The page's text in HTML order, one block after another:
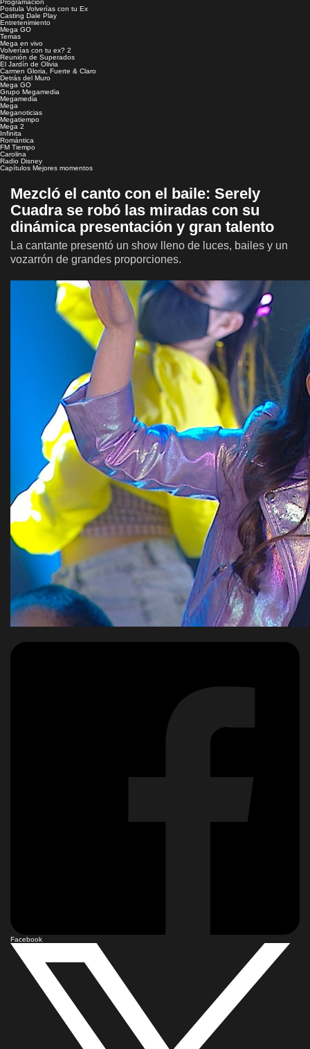
Postula Volverías con tu Ex
Casting Dale Play
Entretenimiento
Mega GO
Temas
Mega en vivo
Volverías con tu ex? 2
Reunión de Superados
El Jardín de Olivia
Carmen Gloria, Fuerte & Claro
Detrás del Muro
Mega GO
Grupo Megamedia
Megamedia
Mega
Meganoticias
Megatiempo
Mega 2
Infinita
Romántica
FM Tiempo
Carolina
Radio Disney
Capítulos Mejores momentos
Mezcló el canto con el baile: Serely
Cuadra se robó las miradas con su
dinámica presentación y gran talento
La cantante presentó un show lleno de luces, bailes y un
vozarrón de grandes proporciones.
Facebook